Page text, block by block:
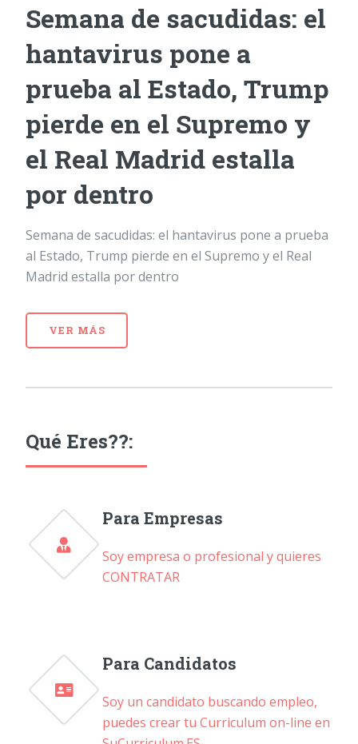
Semana de sacudidas: el
hantavirus pone a
prueba al Estado, Trump
pierde en el Supremo y
el Real Madrid estalla
por dentro
Semana de sacudidas: el hantavirus pone a prueba
al Estado, Trump pierde en el Supremo y el Real
Madrid estalla por dentro
VER MÁS
Qué Eres??:
Para Empresas
Soy empresa o profesional y quieres
CONTRATAR
Para Candidatos
Soy un candidato buscando empleo,
puedes crear tu Curriculum on-line en